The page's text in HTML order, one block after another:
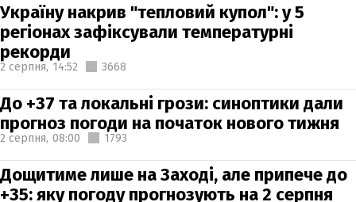
Україну накрив "тепловий купол": у 5
регіонах зафіксували температурні
рекорди
2 серпня, 14:52 3668
До +37 та локальні грози: синоптики дали
прогноз погоди на початок нового тижня
2 серпня, 08:00 1793
Дощитиме лише на Заході, але припече до
+35: яку погоду прогнозують на 2 серпня